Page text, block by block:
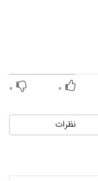
۰ ۰
نظرات